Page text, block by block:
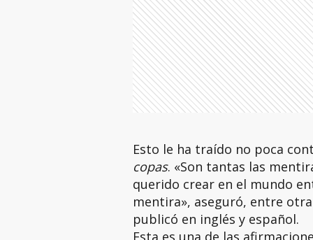
Esto le ha traído no poca
copas. «Son tantas las
querido crear en el mundo
mentira», aseguró, entre
publicó en inglés y español.
Esta es una de las